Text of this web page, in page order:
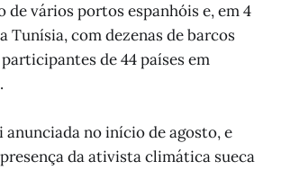
de vários portos espanhóis e, em 4
Tunísia, com dezenas de barcos
de 44 países em
anunciada no início de agosto, e
da ativista climática sueca